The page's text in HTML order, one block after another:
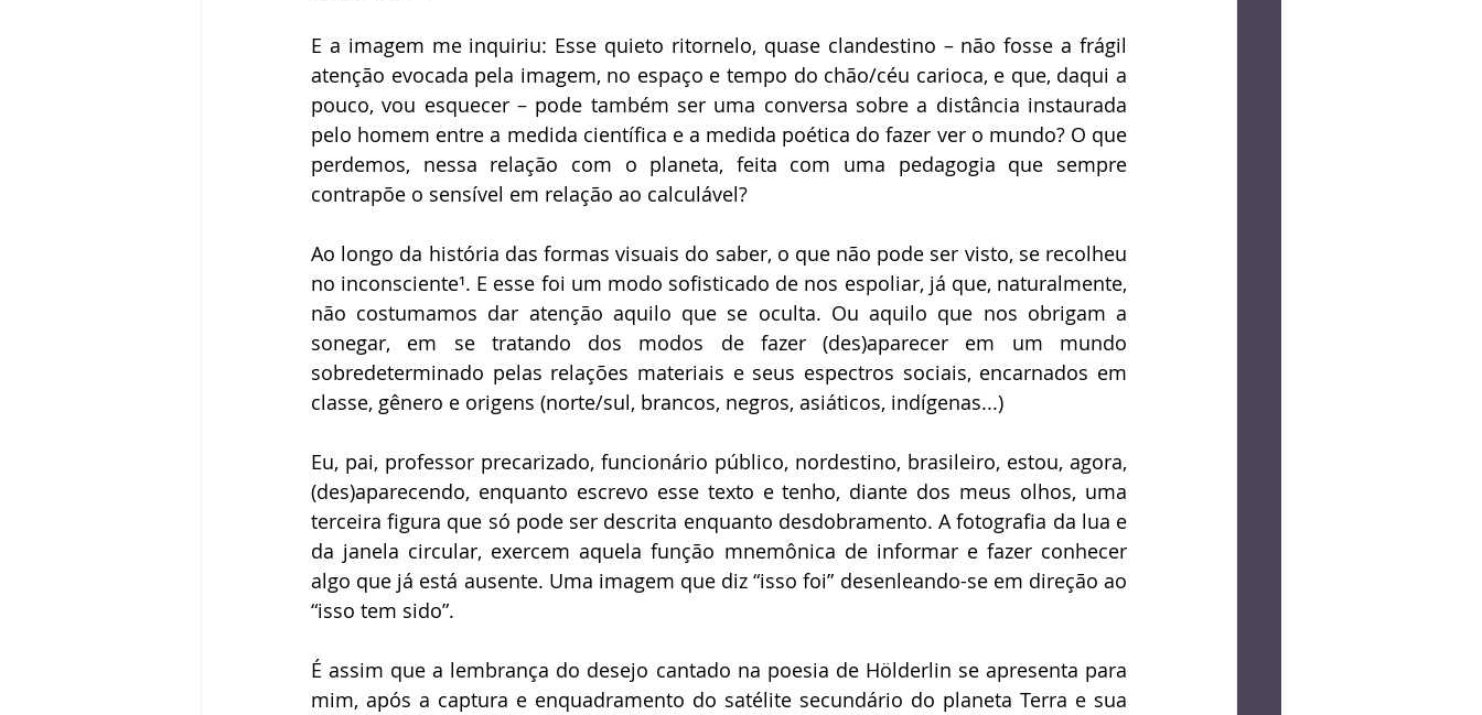
E a imagem me inquiriu: Esse quieto ritornelo, quase clandestino – não fosse a frágil
atenção evocada pela imagem, no espaço e tempo do chão/céu carioca, e que, daqui a
pouco, vou esquecer – pode também ser uma conversa sobre a distância instaurada
pelo homem entre a medida científica e a medida poética do fazer ver o mundo? O que
perdemos, nessa relação com o planeta, feita com uma pedagogia que sempre
contrapõe o sensível em relação ao calculável?
Ao longo da história das formas visuais do saber, o que não pode ser visto, se recolheu
no inconsciente¹. E esse foi um modo sofisticado de nos espoliar, já que, naturalmente,
não costumamos dar atenção aquilo que se oculta. Ou aquilo que nos obrigam a
sonegar, em se tratando dos modos de fazer (des)aparecer em um mundo
sobredeterminado pelas relações materiais e seus espectros sociais, encarnados em
classe, gênero e origens (norte/sul, brancos, negros, asiáticos, indígenas...)
Eu, pai, professor precarizado, funcionário público, nordestino, brasileiro, estou, agora,
(des)aparecendo, enquanto escrevo esse texto e tenho, diante dos meus olhos, uma
terceira figura que só pode ser descrita enquanto desdobramento. A fotografia da lua e
da janela circular, exercem aquela função mnemônica de informar e fazer conhecer
algo que já está ausente. Uma imagem que diz “isso foi” desenleando-se em direção ao
“isso tem sido”.
É assim que a lembrança do desejo cantado na poesia de Hölderlin se apresenta para
mim, após a captura e enquadramento do satélite secundário do planeta Terra e sua